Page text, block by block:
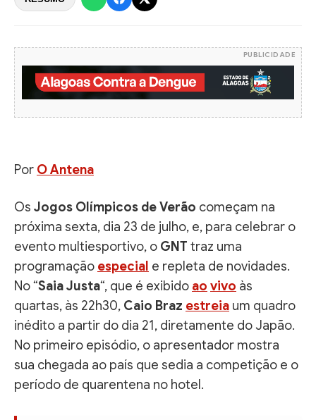
PUBLICIDADE
Por O Antena
Os Jogos Olímpicos de Verão começam na
próxima sexta, dia 23 de julho, e, para celebrar o
evento multiesportivo, o GNT traz uma
programação especial e repleta de novidades.
No “Saia Justa“, que é exibido ao vivo às
quartas, às 22h30, Caio Braz estreia um quadro
inédito a partir do dia 21, diretamente do Japão.
No primeiro episódio, o apresentador mostra
sua chegada ao país que sedia a competição e o
período de quarentena no hotel.